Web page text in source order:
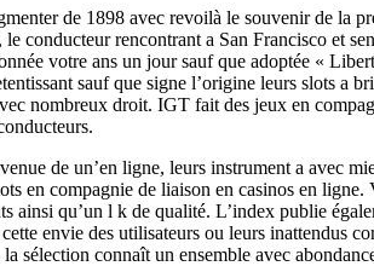
de 1898 avec revoilà le souvenir de la
le conducteur rencontrant a San Francisco et
votre ans un jour sauf que adoptée «
sauf que signe l’origine leurs slots a
nombreux droit. IGT fait des jeux en
de un’en ligne, leurs instrument a avec
en compagnie de liaison en casinos en
ainsi qu’un l k de qualité. L’index publie
envie des utilisateurs ou leurs inattendus
sélection connaît un ensemble avec